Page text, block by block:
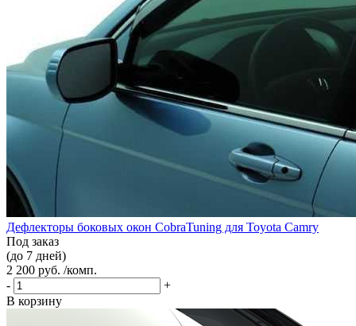
Дефлекторы боковых окон CobraTuning для Toyota Camry
Под заказ
(до 7 дней)
2 200 руб. /комп.
-
+
В корзину